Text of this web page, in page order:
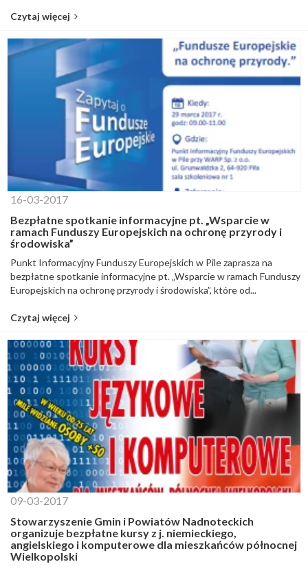
Czytaj więcej
16-03-2017
Bezpłatne spotkanie informacyjne pt. „Wsparcie w
ramach Funduszy Europejskich na ochronę przyrody i
środowiska”
Punkt Informacyjny Funduszy Europejskich w Pile zaprasza na
bezpłatne spotkanie informacyjne pt. „Wsparcie w ramach Funduszy
Europejskich na ochronę przyrody i środowiska”, które od...
Czytaj więcej
09-03-2017
Stowarzyszenie Gmin i Powiatów Nadnoteckich
organizuje bezpłatne kursy z j. niemieckiego,
angielskiego i komputerowe dla mieszkańców północnej
Wielkopolski